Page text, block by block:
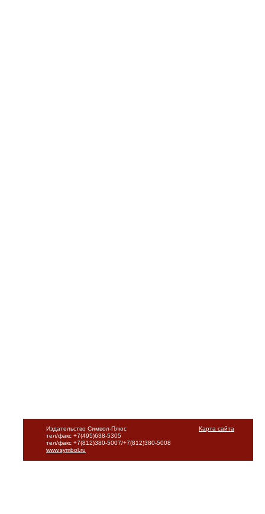
Карта сайта
Издательство Символ-Плюс
тел/факс +7(495)638-5305
тел/факс +7(812)380-5007/+7(812)380-5008
www.symbol.ru